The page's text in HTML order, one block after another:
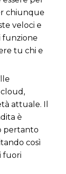
chiunque
veloci e
funzione
tu chi e
attuale. Il
è
pertanto
così
fuori